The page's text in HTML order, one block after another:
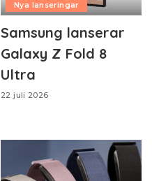
Nya lanseringar
Samsung lanserar
Galaxy Z Fold 8
Ultra
22 juli 2026